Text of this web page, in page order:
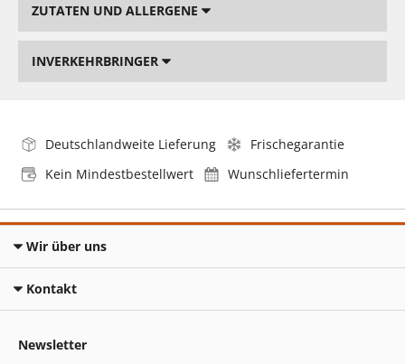
ZUTATEN UND ALLERGENE
INVERKEHRBRINGER
Deutschlandweite Lieferung
Frischegarantie
Kein Mindestbestellwert
Wunschliefertermin
Wir über uns
Kontakt
Newsletter